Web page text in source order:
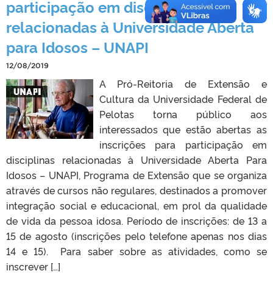
participação em disciplinas
relacionadas à Universidade Aberta
para Idosos – UNAPI
12/08/2019
A Pró-Reitoria de Extensão e
Cultura da Universidade Federal de
Pelotas torna público aos
interessados que estão abertas as
inscrições para participação em
disciplinas relacionadas à Universidade Aberta Para
Idosos – UNAPI, Programa de Extensão que se organiza
através de cursos não regulares, destinados a promover
integração social e educacional, em prol da qualidade
de vida da pessoa idosa. Período de inscrições: de 13 a
15 de agosto (inscrições pelo telefone apenas nos dias
14 e 15). Para saber sobre as atividades, como se
inscrever […]